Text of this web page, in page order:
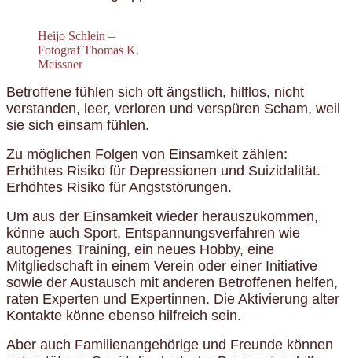
Heijo Schlein –
Fotograf Thomas K.
Meissner
Betroffene fühlen sich oft ängstlich, hilflos, nicht
verstanden, leer, verloren und verspüren Scham, weil
sie sich einsam fühlen.
Zu möglichen Folgen von Einsamkeit zählen:
Erhöhtes Risiko für Depressionen und Suizidalität.
Erhöhtes Risiko für Angststörungen.
Um aus der Einsamkeit wieder herauszukommen,
könne auch Sport, Entspannungsverfahren wie
autogenes Training, ein neues Hobby, eine
Mitgliedschaft in einem Verein oder einer Initiative
sowie der Austausch mit anderen Betroffenen helfen,
raten Experten und Expertinnen. Die Aktivierung alter
Kontakte könne ebenso hilfreich sein.
Aber auch Familienangehörige und Freunde können